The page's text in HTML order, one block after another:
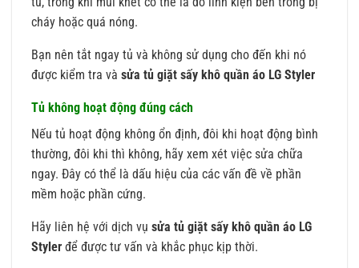
cháy hoặc quá nóng.
Bạn nên tắt ngay tủ và không sử dụng cho đến khi nó
được kiểm tra và sửa tủ giặt sấy khô quần áo LG Styler
Tủ không hoạt động đúng cách
Nếu tủ hoạt động không ổn định, đôi khi hoạt động bình
thường, đôi khi thì không, hãy xem xét việc sửa chữa
ngay. Đây có thể là dấu hiệu của các vấn đề về phần
mềm hoặc phần cứng.
Hãy liên hệ với dịch vụ sửa tủ giặt sấy khô quần áo LG
Styler để được tư vấn và khắc phục kịp thời.